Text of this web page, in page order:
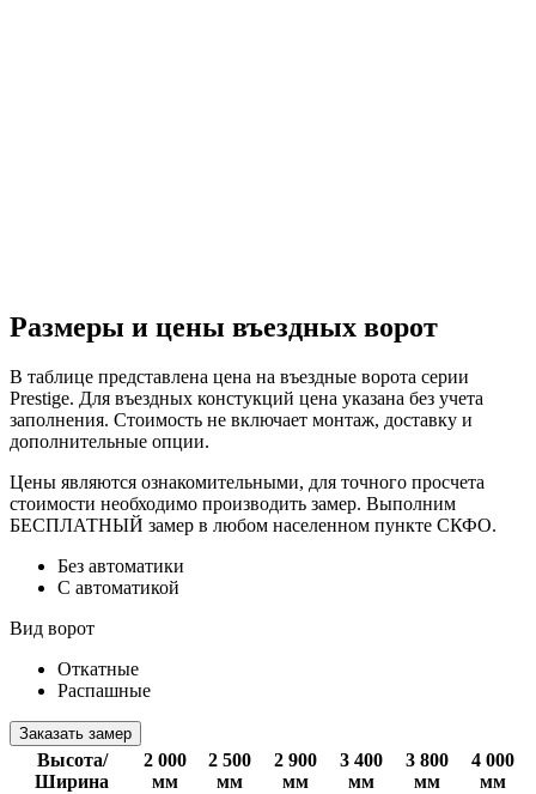
Размеры и цены въездных ворот
В таблице представлена цена на въездные ворота серии
Prestige. Для въездных констукций цена указана без учета
заполнения. Стоимость не включает монтаж, доставку и
дополнительные опции.
Цены являются ознакомительными, для точного просчета
стоимости необходимо производить замер. Выполним
БЕСПЛАТНЫЙ замер в любом населенном пункте СКФО.
Без автоматики
С автоматикой
Вид ворот
Откатные
Распашные
Заказать замер
Высота/
Ширина
2 000
мм
2 500
мм
2 900
мм
3 400
мм
3 800
мм
4 000
мм